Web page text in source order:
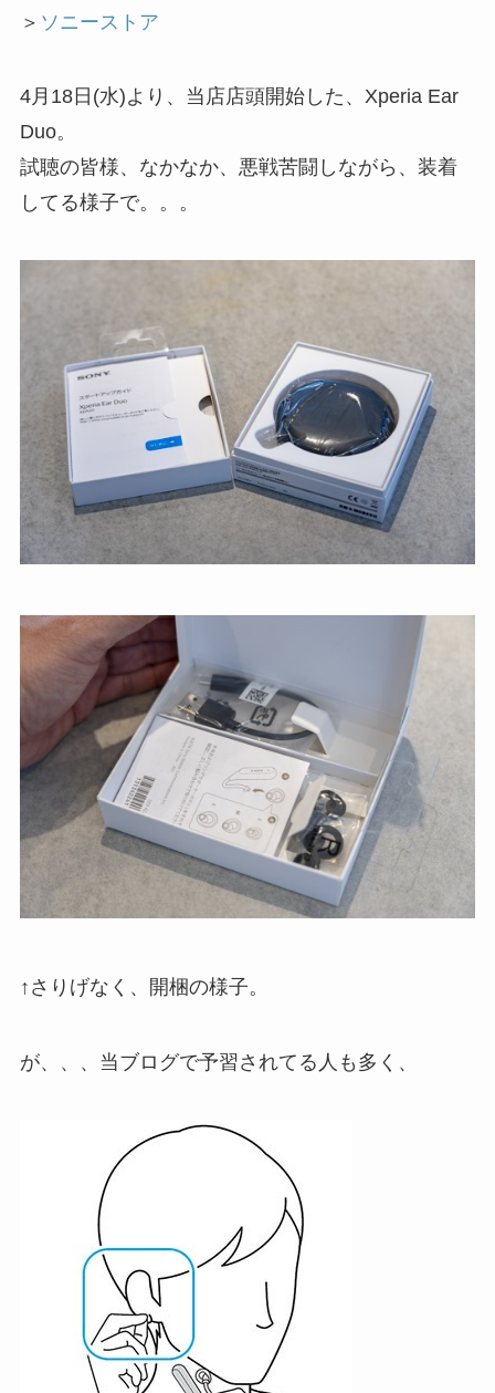
＞ ソニーストア
4月18日(水)より、当店店頭開始した、Xperia Ear
Duo。
試聴の皆様、なかなか、悪戦苦闘しながら、装着
してる様子で。。。
↑さりげなく、開梱の様子。
が、、、当ブログで予習されてる人も多く、